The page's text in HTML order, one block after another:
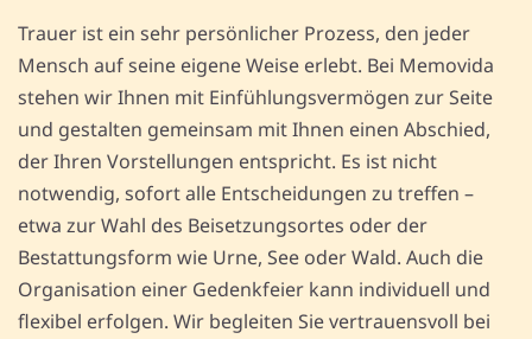
Trauer ist ein sehr persönlicher Prozess, den jeder
Mensch auf seine eigene Weise erlebt. Bei Memovida
stehen wir Ihnen mit Einfühlungsvermögen zur Seite
und gestalten gemeinsam mit Ihnen einen Abschied,
der Ihren Vorstellungen entspricht. Es ist nicht
notwendig, sofort alle Entscheidungen zu treffen –
etwa zur Wahl des Beisetzungsortes oder der
Bestattungsform wie Urne, See oder Wald. Auch die
Organisation einer Gedenkfeier kann individuell und
flexibel erfolgen. Wir begleiten Sie vertrauensvoll bei